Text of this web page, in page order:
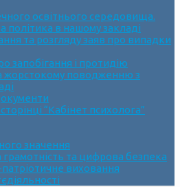
освітнього середовища.
політика в нашому закладі
та розгляду заяв про випадки
запобігання і протидію
жорстокому поводженню з
“Кабінет психолога”
значення
грамотність та цифрова безпека
виховання